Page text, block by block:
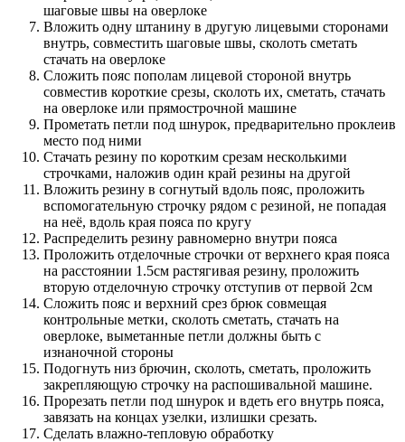
шаговые швы на оверлоке
Вложить одну штанину в другую лицевыми сторонами
внутрь, совместить шаговые швы, сколоть сметать
стачать на оверлоке
Сложить пояс пополам лицевой стороной внутрь
совместив короткие срезы, сколоть их, сметать, стачать
на оверлоке или прямострочной машине
Прометать петли под шнурок, предварительно проклеив
место под ними
Стачать резину по коротким срезам несколькими
строчками, наложив один край резины на другой
Вложить резину в согнутый вдоль пояс, проложить
вспомогательную строчку рядом с резиной, не попадая
на неё, вдоль края пояса по кругу
Распределить резину равномерно внутри пояса
Проложить отделочные строчки от верхнего края пояса
на расстоянии 1.5см растягивая резину, проложить
вторую отделочную строчку отступив от первой 2см
Сложить пояс и верхний срез брюк совмещая
контрольные метки, сколоть сметать, стачать на
оверлоке, выметанные петли должны быть с
изнаночной стороны
Подогнуть низ брючин, сколоть, сметать, проложить
закрепляющую строчку на распошивальной машине.
Прорезать петли под шнурок и вдеть его внутрь пояса,
завязать на концах узелки, излишки срезать.
Сделать влажно-тепловую обработку